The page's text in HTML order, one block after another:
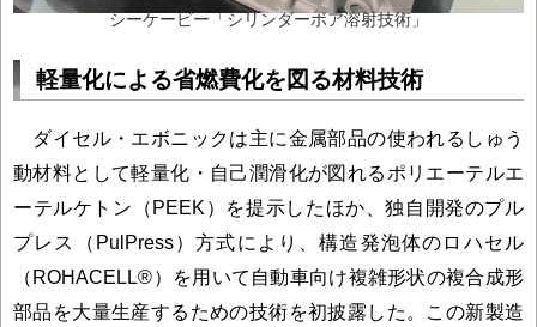
シーケービー「シリンダーボア溶射技術」
軽量化による省燃費化を図る材料技術
ダイセル・エボニックは主に金属部品の使われるしゅう
動材料として軽量化・自己潤滑化が図れるポリエーテルエ
ーテルケトン（PEEK）を提示したほか、独自開発のプル
プレス（PulPress）方式により、構造発泡体のロハセル
（ROHACELL®）を用いて自動車向け複雑形状の複合成形
部品を大量生産するための技術を初披露した。この新製造